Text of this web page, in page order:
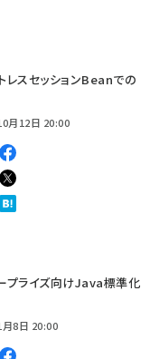
レスセッションBeanでの
月12日 20:00
プライズ向けJava標準化
8日 20:00